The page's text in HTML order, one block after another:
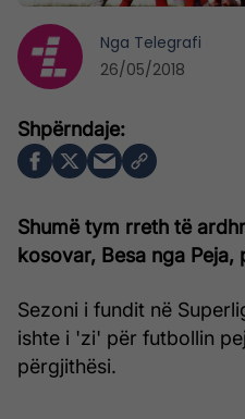
Shumë tym rreth të
kosovar, Besa nga
Sezoni i fundit në
ishte i 'zi' për futbollin
përgjithësi.
Nga Telegrafi
26/05/2018